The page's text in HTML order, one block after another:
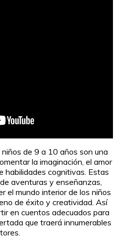
de 9 a 10 años son una
la imaginación, el amor
habilidades cognitivas. Estas
aventuras y enseñanzas,
el mundo interior de los niños
de éxito y creatividad. Así
en cuentos adecuados para
que traerá innumerables